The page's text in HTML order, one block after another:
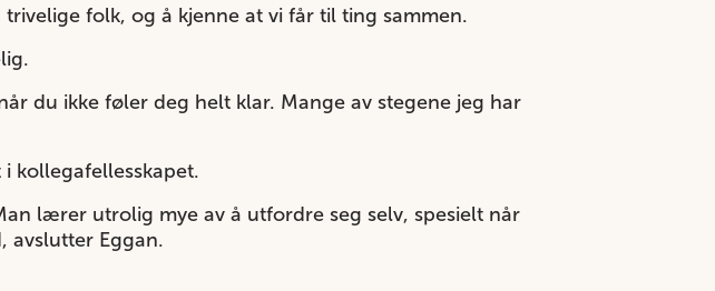
folk, og å kjenne at vi får til ting sammen.
du ikke føler deg helt klar. Mange av stegene jeg har
kollegafellesskapet.
lærer utrolig mye av å utfordre seg selv, spesielt når
avslutter Eggan.